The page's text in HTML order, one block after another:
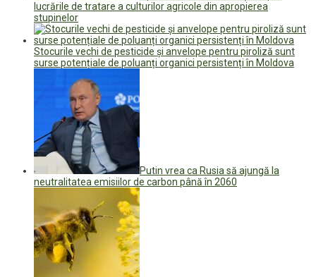
lucrările de tratare a culturilor agricole din apropierea
stupinelor
Stocurile vechi de pesticide și anvelope pentru piroliză sunt
surse potențiale de poluanți organici persistenți în Moldova
Putin vrea ca Rusia să ajungă la
neutralitatea emisiilor de carbon până în 2060